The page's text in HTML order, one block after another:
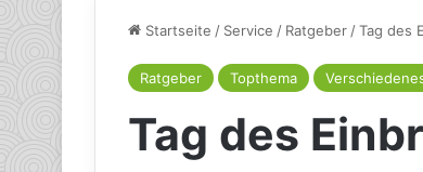
Startseite / Service / Ratgeber/Tag des
Ratgeber Topthema
Tag des